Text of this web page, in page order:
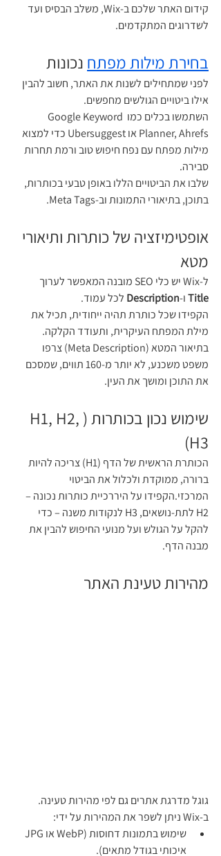
קידום האתר שלכם ב-Wix, משלב הבסיס ועד
לשדרוגים המתקדמים.
בחירת מילות מפתח נכונות
לפני שמתחילים לשנות את האתר, חשוב להבין
אילו ביטויים הגולשים מחפשים.
השתמשו בכלים כמו Google Keyword
Planner, Ahrefs או Ubersuggest כדי למצוא
מילות מפתח עם נפח חיפוש טוב ורמת תחרות
סבירה.
שלבו את הביטויים הללו באופן טבעי בכותרות,
בתוכן, בתיאורי התמונות וב-Meta Tags.
אופטימיזציה של כותרות ותיאורי
מטא
ל-Wix יש כלי SEO מובנה המאפשר לערוך
Title ו-Description לכל עמוד.
הקפידו שכל כותרת תהיה ייחודית, תכיל את
מילת המפתח העיקרית, ותעודד הקלקה.
בתיאור המטא (Meta Description) צרפו
משפט משכנע, לא יותר מ-160 תווים, שמסכם
את התוכן ומושך את העין.
שימוש נכון בכותרות (H1, H2,
H3)
הכותרת הראשית של הדף (H1) צריכה להיות
ברורה, ממוקדת ולכלול את הביטוי
המרכזי.הקפידו על היררכיית כותרות נכונה –
H2 לתת-נושאים, H3 לנקודות משנה – כדי
להקל על הגולש ועל מנועי החיפוש להבין את
מבנה הדף.
מהירות טעינת האתר
גוגל מדרגת אתרים גם לפי מהירות טעינה.
ב-Wix ניתן לשפר את המהירות על ידי:
איכותי בגודל מתאים).